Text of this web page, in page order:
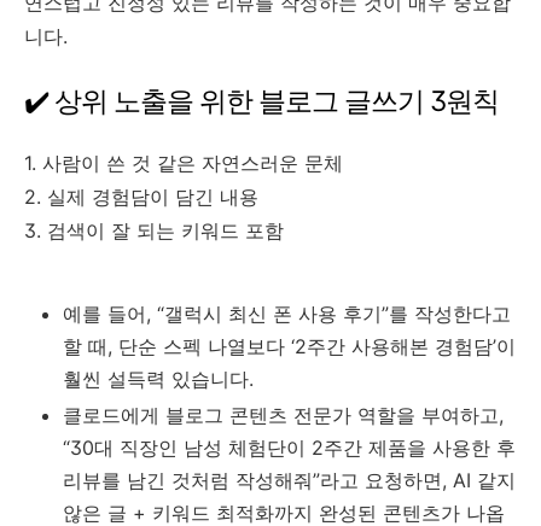
니다.
✔️ 상위 노출을 위한 블로그 글쓰기 3원칙
1. 사람이 쓴 것 같은 자연스러운 문체
2. 실제 경험담이 담긴 내용
3. 검색이 잘 되는 키워드 포함
예를 들어, “갤럭시 최신 폰 사용 후기”를 작성한다고
할 때, 단순 스펙 나열보다 ‘2주간 사용해본 경험담’이
훨씬 설득력 있습니다.
클로드에게 블로그 콘텐츠 전문가 역할을 부여하고,
“30대 직장인 남성 체험단이 2주간 제품을 사용한 후
리뷰를 남긴 것처럼 작성해줘”라고 요청하면, AI 같지
않은 글 + 키워드 최적화까지 완성된 콘텐츠가 나옵